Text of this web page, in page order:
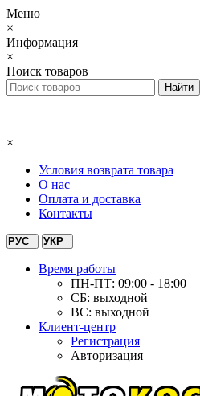
Меню
×
Информация
×
Поиск товаров
×
Условия возврата товара
О нас
Оплата и доставка
Контакты
РУС УКР
Время работы
ПН-ПТ: 09:00 - 18:00
СБ: выходной
ВС: выходной
Клиент-центр
Регистрация
Авторизация